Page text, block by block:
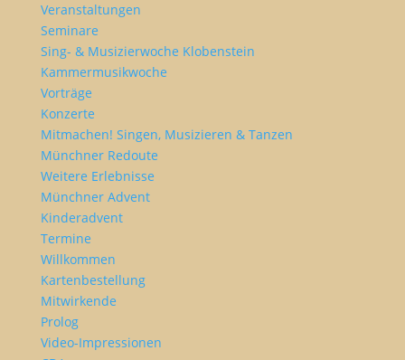
Veranstaltungen
Seminare
Sing- & Musizierwoche Klobenstein
Kammermusikwoche
Vorträge
Konzerte
Mitmachen! Singen, Musizieren & Tanzen
Münchner Redoute
Weitere Erlebnisse
Münchner Advent
Kinderadvent
Termine
Willkommen
Kartenbestellung
Mitwirkende
Prolog
Video-Impressionen